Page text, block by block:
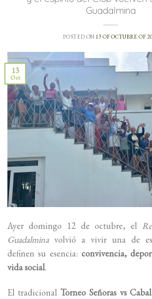
Guadalmina
POSTED ON 13 OF OCTUBRE OF
13
Oct
Ayer domingo 12 de octubre, el
Guadalmina volvió a vivir una de
definen su esencia: convivencia,
vida social.
El tradicional Torneo Señoras vs